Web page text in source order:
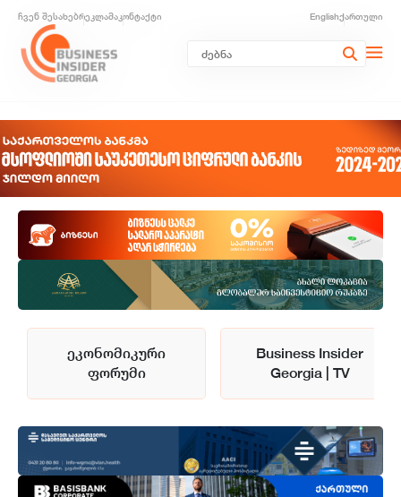
ჩვენ შესახებრეკლამაკონტაქტი Englishქართული
ეკონომიკური
ფორუმი
Business Insider
Georgia | TV